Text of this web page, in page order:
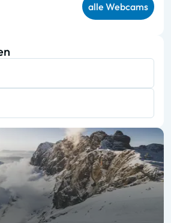
alle Webcams